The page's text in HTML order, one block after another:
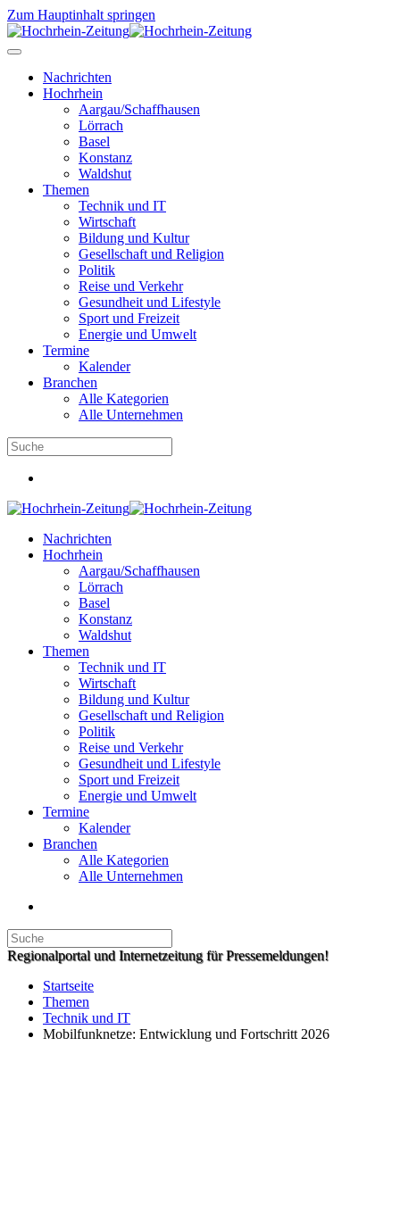
Zum Hauptinhalt springen
Nachrichten
Hochrhein
Aargau/Schaffhausen
Lörrach
Basel
Konstanz
Waldshut
Themen
Technik und IT
Wirtschaft
Bildung und Kultur
Gesellschaft und Religion
Politik
Reise und Verkehr
Gesundheit und Lifestyle
Sport und Freizeit
Energie und Umwelt
Termine
Kalender
Branchen
Alle Kategorien
Alle Unternehmen
Nachrichten
Hochrhein
Aargau/Schaffhausen
Lörrach
Basel
Konstanz
Waldshut
Themen
Technik und IT
Wirtschaft
Bildung und Kultur
Gesellschaft und Religion
Politik
Reise und Verkehr
Gesundheit und Lifestyle
Sport und Freizeit
Energie und Umwelt
Termine
Kalender
Branchen
Alle Kategorien
Alle Unternehmen
Regionalportal und Internetzeitung für Pressemeldungen!
Startseite
Themen
Technik und IT
Mobilfunknetze: Entwicklung und Fortschritt 2026